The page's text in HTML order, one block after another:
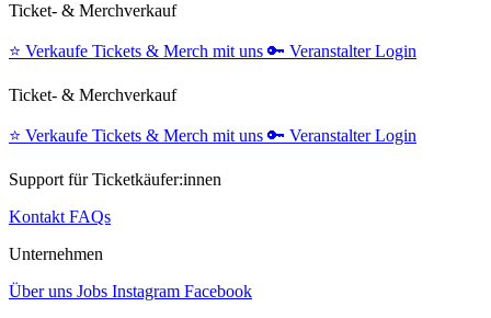
Ticket- & Merchverkauf
⭐️ Verkaufe Tickets & Merch mit uns 🔑 Veranstalter Login
Ticket- & Merchverkauf
⭐️ Verkaufe Tickets & Merch mit uns 🔑 Veranstalter Login
Support für Ticketkäufer:innen
KontaktFAQs
Unternehmen
Über uns Jobs Instagram Facebook